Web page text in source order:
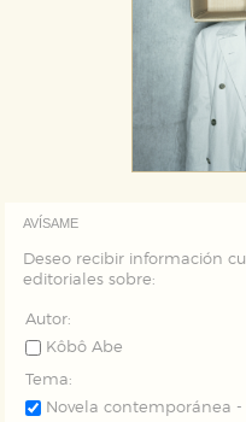
AVÍSAME
Deseo recibir información
editoriales sobre:
Autor:
Kôbô Abe
Tema:
Novela contemporánea
GUARDAR
Puede consultar nuestra